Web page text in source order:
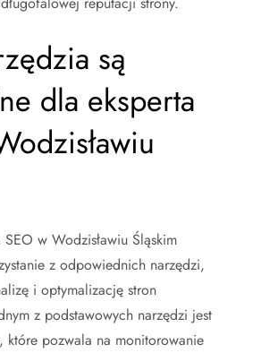
są
dla eksperta
w Wodzisławiu Śląskim
z odpowiednich narzędzi,
i optymalizację stron
z podstawowych narzędzi jest
które pozwala na monitorowanie